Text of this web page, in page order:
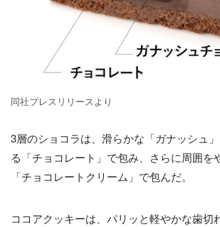
同社プレスリリースより
3層のショコラは、滑らかな「ガナッシュ
る「チョコレート」で包み、さらに周囲を
「チョコレートクリーム」で包んだ。
ココアクッキーは、パリッと軽やかな歯切